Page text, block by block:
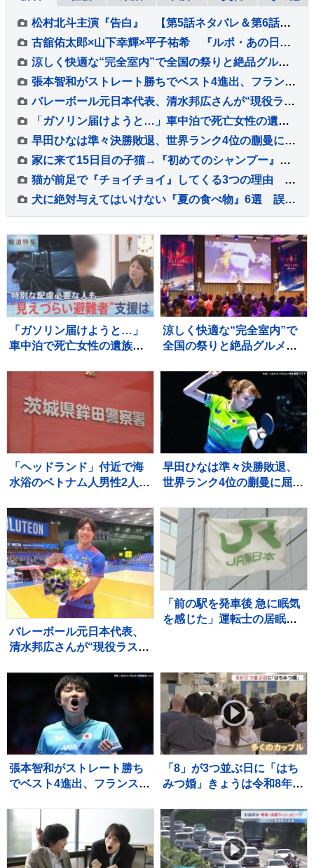
松村北斗主演『告白』 【第5話ネタバレ＆第6話あらすじ】解禁！ 「新場面写真7点」も！！
古舘佑太郎×山下幸輝×平子祐希 『ルポ・あの日の真実』#5 古舘「気づけば熱く語っていました」
涼しく快適な“完全室内”で全国の祭りと絶品グルメを堪能！ 「MATSURI JAPAN 2026」
張本智和がストレート勝ちでベスト4進出、フランスの強豪を圧倒、大会連覇まであと2つ【WTTチャンピオンズ横浜】
バレーボール元日本代表、清水邦広さんが“現役ラストプレー”「疲れたわ～選手ってすごい」引退記念試合で豪華メンバーも集結
「ガソリン届けようと…」車中泊で死亡女性の遺族が胸中語る 熊本地震“見えづらい避難者”どう支えるか “要配慮者”避難の現状 子どもの心ケアする医師も【報道特集】
早田ひなは準々決勝敗退、世界ランク4位の蒯曼に屈す 卓球王国・中国の高い壁を越えられず【WTTチャンピオンズ横浜】
家に来て15日目の子猫→『初めてのシャンプー』に挑戦した結果…微笑ましい光景に「めちゃめちゃいい子」「かわいー」と癒される人が続出
猫が前足で『チョイチョイ』してくる3つの理由 仕草に込められた意味や気持ちの見分け方
犬に絶対与えてはいけない『夏の食べ物』6選 誤って食べてしまった場合の危険な症状まで
「ガソリン届けようと…」
車中泊で死亡女性の遺族が
らい避難者”どう支えるか
“要配慮者”避難の現状 子ど
もの心ケアする医師も【報
涼しく快適な“完全室内”で
全国の祭りと絶品グルメを
2026」
「ヘッドランド」付近で海
水浴のベトナム人男性2人が
早田ひなは準々決勝敗退、
世界ランク4位の蒯曼に屈
壁を越えられず【WTTチャ
ンピオンズ横浜】
バレーボール元日本代表、
清水邦広さんが“現役ラスト
てすごい」引退記念試合で
豪華メンバーも集結
「前の駅を発車後 急に眠気
を感じた」運転士の居眠り
張本智和がストレート勝ち
でベスト4進出、フランスの
あと2つ【WTTチャンピオ
ンズ横浜】
「8」が3つ並ぶ日に「はち
みつ婚」きょうは令和8年8
内の自治体窓口には多くの
カップルが…